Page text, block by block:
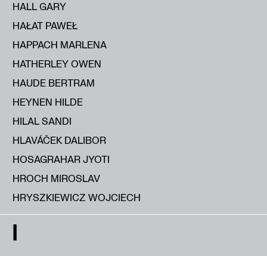
HALL GARY
HAŁAT PAWEŁ
HAPPACH MARLENA
HATHERLEY OWEN
HAUDE BERTRAM
HEYNEN HILDE
HILAL SANDI
HLAVÁČEK DALIBOR
HOSAGRAHAR JYOTI
HROCH MIROSLAV
HRYSZKIEWICZ WOJCIECH
I